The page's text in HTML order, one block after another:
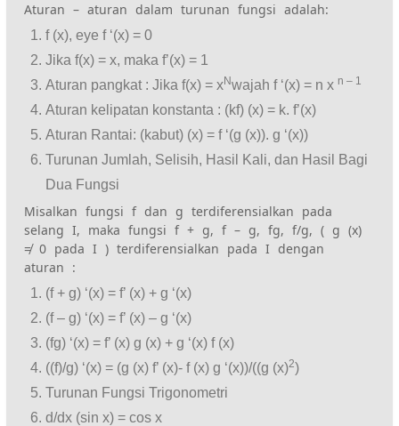
Aturan – aturan dalam turunan fungsi adalah:
f (x), eye f ‘(x) = 0
Jika f(x) = x, maka f’(x) = 1
Aturan pangkat : Jika f(x) = xNwajah f ‘(x) = n x n – 1
Aturan kelipatan konstanta : (kf) (x) = k. f’(x)
Aturan Rantai: (kabut) (x) = f ‘(g (x)). g ‘(x))
Turunan Jumlah, Selisih, Hasil Kali, dan Hasil Bagi
Dua Fungsi
Misalkan fungsi f dan g terdiferensialkan pada
selang I, maka fungsi f + g, f – g, fg, f/g, ( g (x)
≠ 0 pada I ) terdiferensialkan pada I dengan
aturan :
(f + g) ‘(x) = f’ (x) + g ‘(x)
(f – g) ‘(x) = f’ (x) – g ‘(x)
(fg) ‘(x) = f’ (x) g (x) + g ‘(x) f (x)
((f)/g) ‘(x) = (g (x) f’ (x)- f (x) g ‘(x))/((g (x)2)
Turunan Fungsi Trigonometri
d/dx (sin x) = cos x